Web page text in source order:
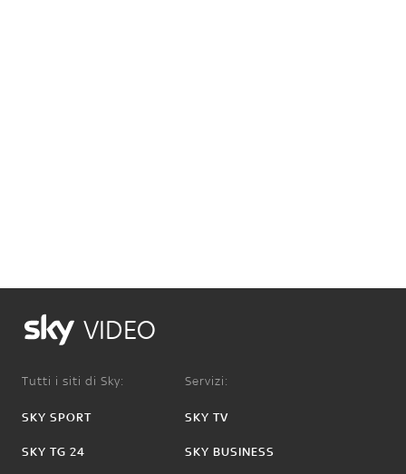
VIDEO
Tutti i siti di Sky:
SKY SPORT
SKY TG 24
Servizi:
SKY TV
SKY BUSINESS